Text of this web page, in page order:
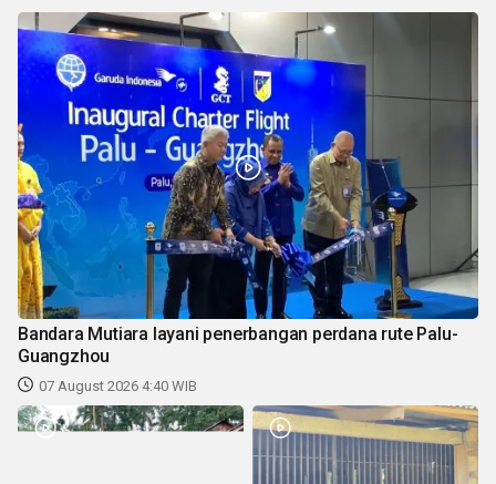
Bandara Mutiara layani penerbangan perdana rute Palu-
Guangzhou
07 August 2026 4:40 WIB